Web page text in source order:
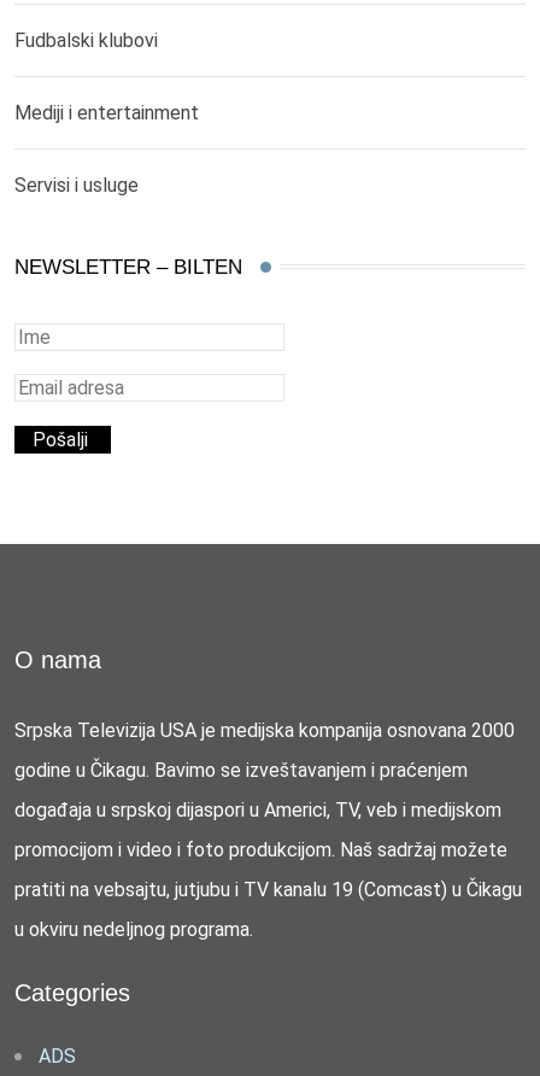
Fudbalski klubovi
Mediji i entertainment
Servisi i usluge
NEWSLETTER – BILTEN
O nama
Srpska Televizija USA je medijska kompanija osnovana 2000
godine u Čikagu. Bavimo se izveštavanjem i praćenjem
događaja u srpskoj dijaspori u Americi, TV, veb i medijskom
promocijom i video i foto produkcijom. Naš sadržaj možete
pratiti na vebsajtu, jutjubu i TV kanalu 19 (Comcast) u Čikagu
u okviru nedeljnog programa.
Categories
ADS